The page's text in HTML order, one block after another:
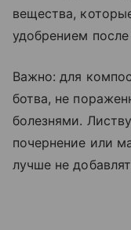
вещества,
удобрением
Важно: для
ботва, не
болезнями.
почернение или
лучше не